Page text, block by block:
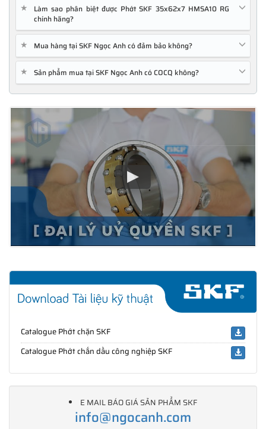
★
Làm sao phân biệt được Phớt SKF 35x62x7 HMSA10 RG
chính hãng?
★ Mua hàng tại SKF Ngọc Anh có đảm bảo không?
★ Sản phẩm mua tại SKF Ngọc Anh có COCQ không?
Catalogue Phớt chặn SKF
Catalogue Phớt chắn dầu công nghiệp SKF
E MAIL BÁO GIÁ SẢN PHẨM SKF
info@ngocanh.com